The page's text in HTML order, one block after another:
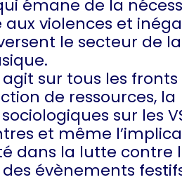
émane de la
aux violences et
le secteur de la
sur tous les fronts
de ressources, la
sur les
et même
dans la lutte contre
évènements